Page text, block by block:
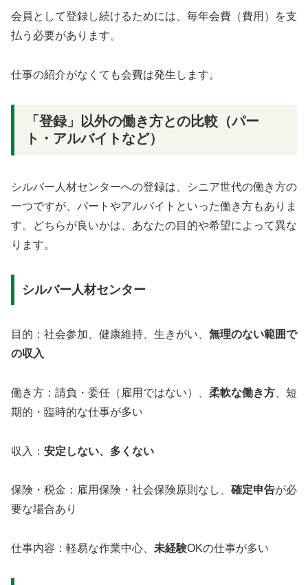
会員として登録し続けるためには、毎年会費（費用）を支
払う必要があります。
仕事の紹介がなくても会費は発生します。
「登録」以外の働き方との比較（パー
ト・アルバイトなど）
シルバー人材センターへの登録は、シニア世代の働き方の
一つですが、パートやアルバイトといった働き方もありま
す。どちらが良いかは、あなたの目的や希望によって異な
ります。
シルバー人材センター
目的：社会参加、健康維持、生きがい、 無理のない範囲で
の収入
働き方：請負・委任（雇用ではない）、 柔軟な働き方 、短
期的・臨時的な仕事が多い
収入： 安定しない、多くない
保険・税金：雇用保険・社会保険原則なし、 確定申告が必
要な場合あり
仕事内容：軽易な作業中心、 未経験OKの仕事が多い